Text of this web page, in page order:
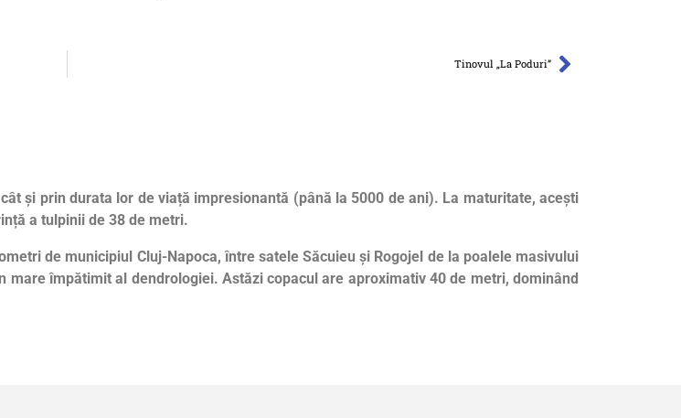
Tinovul „La Poduri”
și prin durata lor de viață impresionantă (până la 5000 de ani). La maturitate, acești
a tulpinii de 38 de metri.
de municipiul Cluj-Napoca, între satele Săcuieu și Rogojel de la poalele masivului
împătimit al dendrologiei. Astăzi copacul are aproximativ 40 de metri, dominând